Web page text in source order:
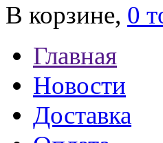
В корзине, 0
Главная
Новости
Доставка